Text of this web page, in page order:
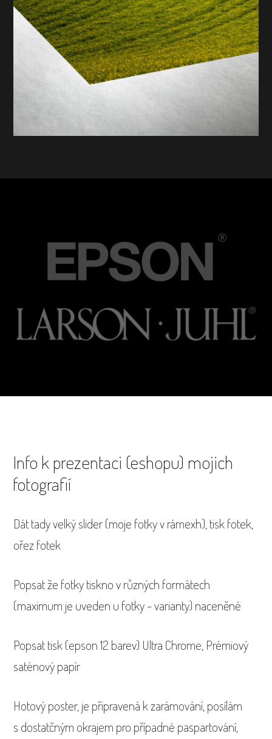
Info k prezentaci (eshopu) mojich
fotografií
Dát tady velký slider (moje fotky v rámexh), tisk fotek,
ořez fotek
Popsat že fotky tiskno v různých formátech
(maximum je uveden u fotky - varianty) naceněné
Popsat tisk (epson 12 barev) Ultra Chrome, Prémiový
saténový papír
Hotový poster, je připravená k zarámování, posílám
s dostatčným okrajem pro případné paspartování,